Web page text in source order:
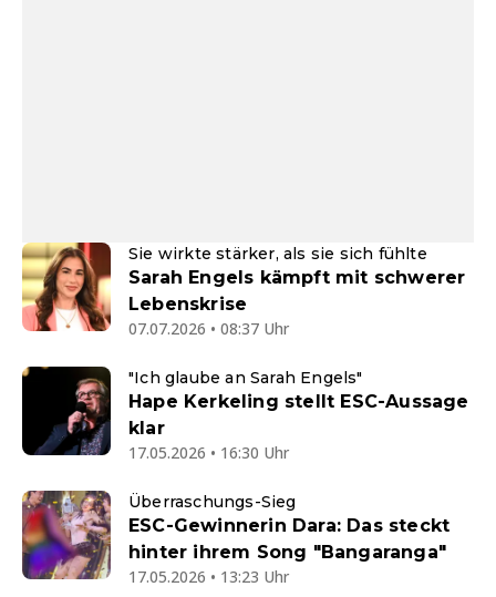
Sie wirkte stärker, als sie sich fühlte
Sarah Engels kämpft mit schwerer
Lebenskrise
07.07.2026 • 08:37 Uhr
"Ich glaube an Sarah Engels"
Hape Kerkeling stellt ESC-Aussage
klar
17.05.2026 • 16:30 Uhr
Überraschungs-Sieg
ESC-Gewinnerin Dara: Das steckt
hinter ihrem Song "Bangaranga"
17.05.2026 • 13:23 Uhr